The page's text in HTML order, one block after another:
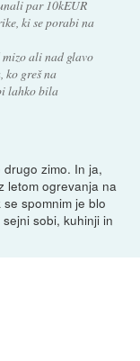
par 10kEUR
ki se porabi na
mizo ali nad glavo
ko greš na
lahko bila
zimo. In ja,
letom ogrevanja na
spomnim je blo
sobi, kuhinji in